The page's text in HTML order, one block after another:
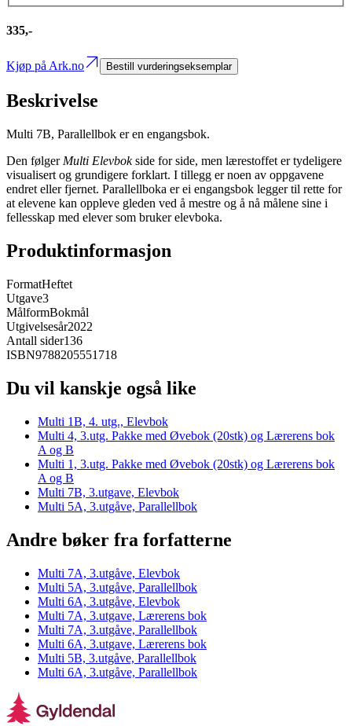
335,-
Kjøp på Ark.no Bestill vurderingseksemplar
Beskrivelse
Multi 7B, Parallellbok er en engangsbok.
Den følger Multi Elevbokside for side, men lærestoffet er tydeligere
visualisert og grundigere forklart. I tillegg er noen av oppgavene
endret eller fjernet. Parallellboka er ei engangsbok legger til rette for
at elevene kan oppleve gleden ved å mestre og å nå målene sine i
fellesskap med elever som bruker elevboka.
Produktinformasjon
FormatHeftet
Utgave3
MålformBokmål
Utgivelsesår2022
Antall sider136
ISBN9788205551718
Du vil kanskje også like
Multi 1B, 4. utg., Elevbok
Multi 4, 3.utg. Pakke med Øvebok (20stk) og Lærerens bok
A og B
Multi 1, 3.utg. Pakke med Øvebok (20stk) og Lærerens bok
A og B
Multi 7B, 3.utgave, Elevbok
Multi 5A, 3.utgåve, Parallellbok
Andre bøker fra forfatterne
Multi 7A, 3.utgåve, Elevbok
Multi 5A, 3.utgåve, Parallellbok
Multi 6A, 3.utgåve, Elevbok
Multi 7A, 3.utgave, Lærerens bok
Multi 7A, 3.utgåve, Parallellbok
Multi 6A, 3.utgave, Lærerens bok
Multi 5B, 3.utgåve, Parallellbok
Multi 6A, 3.utgåve, Parallellbok